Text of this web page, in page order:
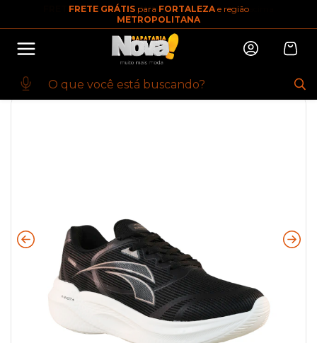
10% OFF na primeira compra
Baixe o app. Cupom BEMVINDO10
(100+)
Abrir
FRETE GRÁTISpara FORTALEZAe região
METROPOLITANA
TENIS FEMININO
Byte | Kolosh